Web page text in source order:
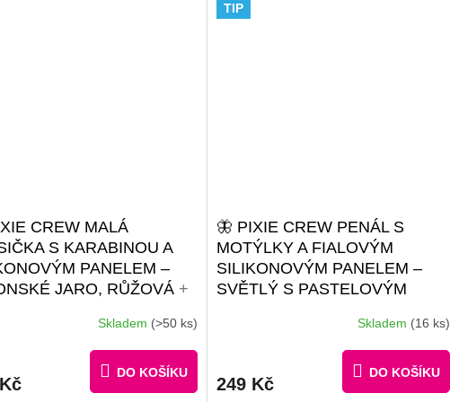
CREW MALÁ
S KARABINOU A
PANELEM –
JARO, RŮŽOVÁ +
+ 30 MALÝCH
ZDARMA
Skladem (>50 ks)
DO KOŠÍKU
TIP
🦋 PIXIE CREW PENÁL S
MOTÝLKY A FIALOVÝM
SILIKONOVÝM PANELEM –
SVĚTLÝ S PASTELOVÝM
KREATIVNÍCH NÁPADŮ + 30
MALÝCH RŮZNOBAREVNÝCH
je
4,7
Skladem (16 ks)
249 Kč
DO KOŠÍKU